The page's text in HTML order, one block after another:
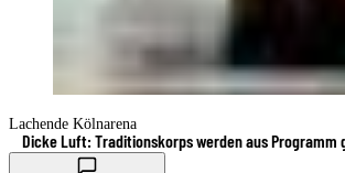
Lachende Kölnarena
Dicke Luft: Traditionskorps werden aus Programm